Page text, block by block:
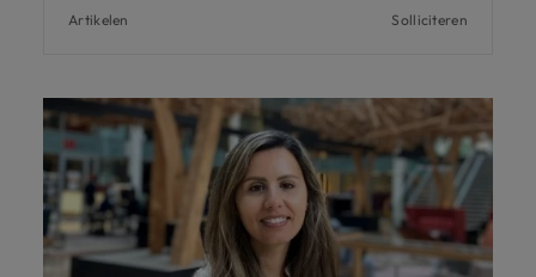
Artikelen Solliciteren